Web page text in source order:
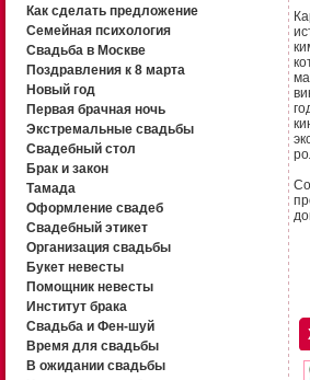
Как сделать предложение
Семейная психология
Свадьба в Москве
Поздравления к 8 марта
Новый год
Первая брачная ночь
Экстремальные свадьбы
Свадебный стол
Брак и закон
Тамада
Оформление свадеб
Свадебный этикет
Организация свадьбы
Букет невесты
Помощник невесты
Институт брака
Свадьба и Фен-шуй
Время для свадьбы
В ожидании свадьбы